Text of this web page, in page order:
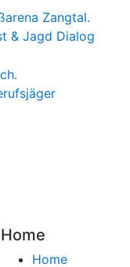
Home
Home